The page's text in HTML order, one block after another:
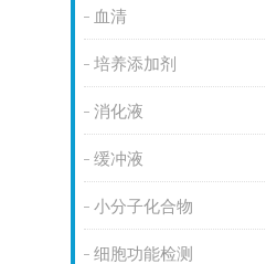
血清
培养添加剂
消化液
缓冲液
小分子化合物
细胞功能检测